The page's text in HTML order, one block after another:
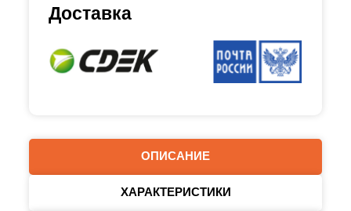
ОПИСАНИЕ
ХАРАКТЕРИСТИКИ
Доставка